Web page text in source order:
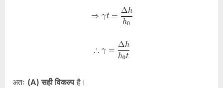
अतः (A) सही विकल्पहै।